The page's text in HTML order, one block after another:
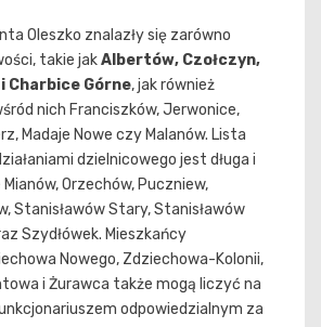
Oleszko znalazły się zarówno
takie jakAlbertów, Czołczyn,
Charbice Górne, jak również
nich Franciszków, Jerwonice,
Madaje Nowe czy Malanów. Lista
dzielnicowego jest długa i
Orzechów, Puczniew,
Stanisławów Stary, Stanisławów
Szydłówek. Mieszkańcy
Nowego, Zdziechowa-Kolonii,
i Żurawca także mogą liczyć na
odpowiedzialnym za